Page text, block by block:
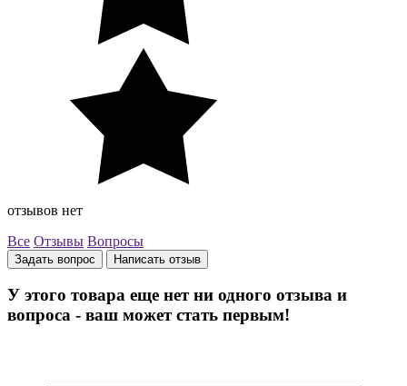
отзывов нет
Все Отзывы Вопросы
Задать вопрос Написать отзыв
У этого товара еще нет ни одного отзыва и
вопроса - ваш может стать первым!